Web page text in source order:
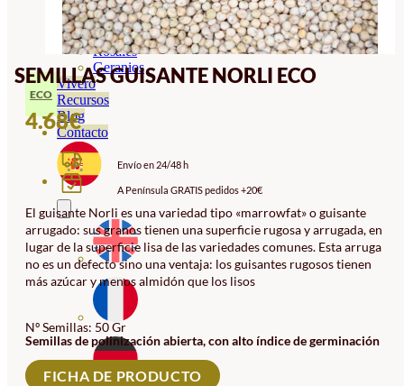
Ornamentales
Hortensias
Rosales
Geranios
Vivero
Recursos
Blog
Contacto
SEMILLAS GUISANTE NORLI ECO
ECO
4.68€
Envío en 24/48 h
A Península GRATIS pedidos +20€
El guisante Norli es una variedad tipo «marrowfat» o guisante
arrugado: sus granos tienen una superficie rugosa y arrugada, en
lugar de la superficie lisa de las variedades comunes. Esta arruga
no es un defecto sino una ventaja: los guisantes rugosos tienen
más azúcar y menos almidón que los lisos
Nº Semillas: 50 Gr
Semillas de polinización abierta, con alto índice de germinación
FICHA DE PRODUCTO